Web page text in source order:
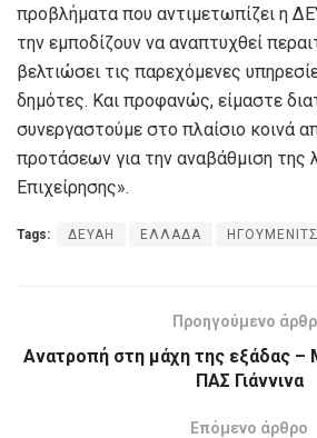
προβλήματα που αντιμετωπίζει η
την εμποδίζουν να αναπτυχθεί
βελτιώσει τις παρεχόμενες
δημότες. Και προφανώς, είμαστε
συνεργαστούμε στο πλαίσιο κοινά
προτάσεων για την αναβάθμιση της
Επιχείρησης».
Tags: ΔΕΥΑΗ ΕΛΛΑΔΑ
Προηγούμενο
Ανατροπή στη μάχη της εξάδας –
ΠΑΣ Γιάννινα
Επόμενο άρθρο